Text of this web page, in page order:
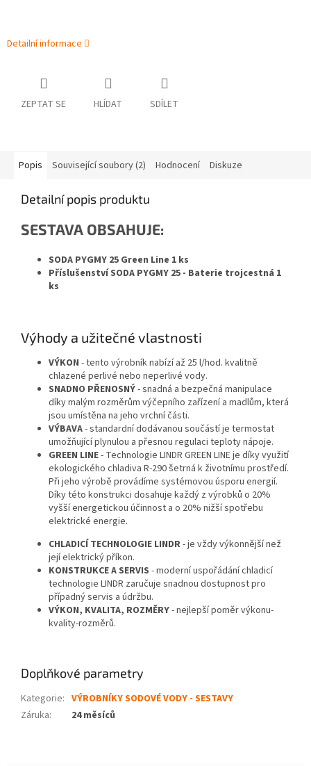
Detailní informace
ZEPTAT SE HLÍDAT SDÍLET
Popis Související soubory (2) Hodnocení Diskuze
Detailní popis produktu
SESTAVA OBSAHUJE:
SODA PYGMY 25 Green Line 1 ks
Příslušenství SODA PYGMY 25 - Baterie trojcestná 1
ks
Výhody a užitečné vlastnosti
VÝKON - tento výrobník nabízí až 25 l/hod. kvalitně
chlazené perlivé nebo neperlivé vody.
SNADNO PŘENOSNÝ- snadná a bezpečná manipulace
díky malým rozměrům výčepního zařízení a madlům, která
jsou umístěna na jeho vrchní části.
VÝBAVA- standardní dodávanou součástí je termostat
umožňující plynulou a přesnou regulaci teploty nápoje.
GREEN LINE- Technologie LINDR GREEN LINE je díky využití
ekologického chladiva R-290 šetrná k životnímu prostředí.
Při jeho výrobě provádíme systémovou úsporu energií.
Díky této konstrukci dosahuje každý z výrobků o 20%
vyšší energetickou účinnost a o 20% nižší spotřebu
elektrické energie.
CHLADICÍ TECHNOLOGIE LINDR- je vždy výkonnější než
její elektrický příkon.
KONSTRUKCE A SERVIS - moderní uspořádání chladicí
technologie LINDR zaručuje snadnou dostupnost pro
případný servis a údržbu.
VÝKON, KVALITA, ROZMĚRY- nejlepší poměr výkonu-
kvality-rozměrů.
Doplňkové parametry
Kategorie: VÝROBNÍKY SODOVÉ VODY - SESTAVY
Záruka: 24 měsíců